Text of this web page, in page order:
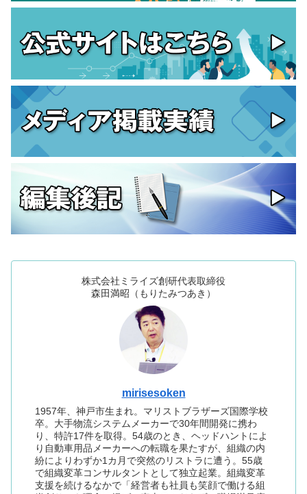
株式会社ミライズ創研代表取締役
森田満昭（もりたみつあき）
mirisesoken
1957年、神戸市生まれ。マリストブラザーズ国際学校
卒。大手物流システムメーカーで30年間開発に携わ
り、特許17件を取得。54歳のとき、ヘッドハントによ
り自動車用品メーカーへの転職を果たすが、組織の内
紛によりわずか1カ月で突然のリストラに遭う。55歳
で組織変革コンサルタントとして独立起業。組織変革
支援を続けるなかで「経営者も社員も笑顔で働ける組